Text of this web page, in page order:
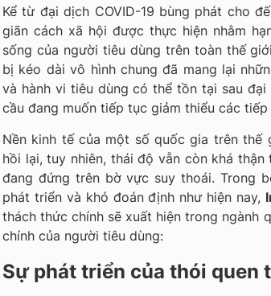
Kể từ đại dịch COVID-19 bùng phát cho
giãn cách xã hội được thực hiện nhằm
sống của người tiêu dùng trên toàn thế
bị kéo dài vô hình chung đã mang lại
và hành vi tiêu dùng có thể tồn tại sau
cầu đang muốn tiếp tục giảm thiểu các
Nền kinh tế của một số quốc gia trên thế
hồi lại, tuy nhiên, thái độ vẫn còn khá
đang đứng trên bờ vực suy thoái. Trong
phát triển và khó đoán định như hiện nay,
thách thức chính sẽ xuất hiện trong ngành
chính của người tiêu dùng:
Sự phát triển của thói quen